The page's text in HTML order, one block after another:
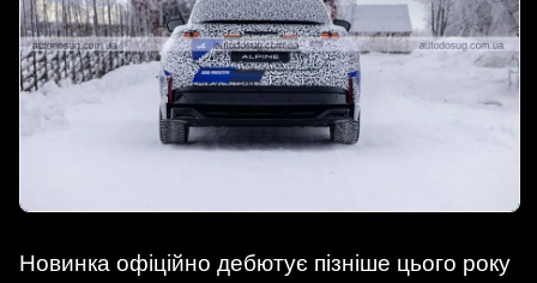
Новинка офіційно дебютує пізніше цього року